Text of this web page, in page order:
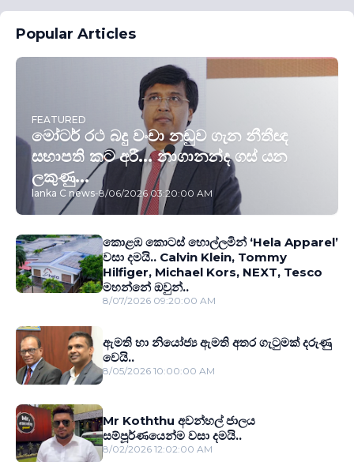
Popular Articles
FEATURED
මෝටර් රථ බදු වංචා නඩුව ගැන නීතීඥ
සභාපති කට අරී... නාගානන්ද ගස් යන
ලකුණු...
lanka C news-8/06/2026 03:20:00 AM
කොළඹ කොටස් හොල්ලමින් ‘Hela Apparel’
වසා දමයි.. Calvin Klein, Tommy
Hilfiger, Michael Kors, NEXT, Tesco
මහන්නේ ඔවුන්..
8/07/2026 09:20:00 AM
ඇමති හා නියෝජ්‍ය ඇමති අතර ගැටුමක් දරුණු
වෙයි..
8/05/2026 10:00:00 AM
Mr Koththu අවන්හල් ජාලය
සම්පූර්ණයෙන්ම වසා දමයි..
8/02/2026 12:02:00 AM